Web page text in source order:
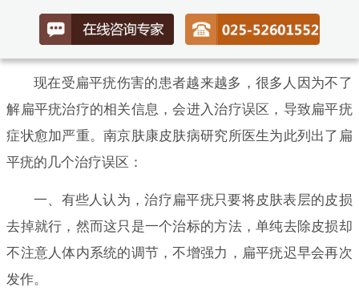
现在受扁平疣伤害的患者越来越多，很多人因为不了
解扁平疣治疗的相关信息，会进入治疗误区，导致扁平疣
症状愈加严重。南京肤康皮肤病研究所医生为此列出了扁
平疣的几个治疗误区：
一、有些人认为，治疗扁平疣只要将皮肤表层的皮损
去掉就行，然而这只是一个治标的方法，单纯去除皮损却
不注意人体内系统的调节，不增强力，扁平疣迟早会再次
发作。